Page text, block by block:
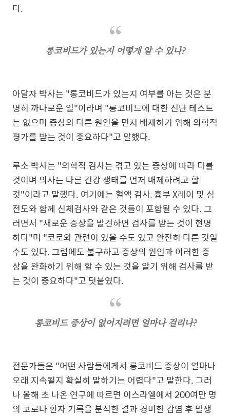
다.
롱코비드가 있는지 어떻게 알 수 있나?
아달자 박사는 "롱코비드가 있는지 여부를 아는 것은 분
명히 까다로운 일"이라며 "롱코비드에 대한 진단 테스트
는 없으며 증상의 다른 원인을 먼저 배제하기 위해 의학적
평가를 받는 것이 중요하다"고 말했다.
루소 박사는 "의학적 검사는 겪고 있는 증상에 따라 다를
것이며 의사는 다른 건강 생태를 먼저 배제하려고 할
것"이라고 말했다. 여기에는 혈액 검사, 흉부 X레이 및 심
전도와 함께 신체검사와 같은 것들이 포함될 수 있다. 그
러면서 "새로운 증상을 발견하면 검사를 받는 것이 현명
하다"며 "코로와 관련이 있을 수도 있고 완전히 다른 것일
수도 있다. 그럼에도 불구하고 증상의 원인과 이러한 증
상을 완화하기 위해 할 수 있는 것을 알기 위해 검사를 받
는 것이 중요하다"고 덧붙였다.
롱코비드 증상이 없어지려면 얼마나 걸리나?
전문가들은 "어떤 사람들에게서 롱코비드 증상이 얼마나
오래 지속될지 확실히 말하기는 어렵다"고 말한다. 그러
나 올해 초 나온 연구에 따르면 이스라엘에서 200여만 명
의 코로나 환자 기록을 분석한 결과 경미한 감염 후 발생